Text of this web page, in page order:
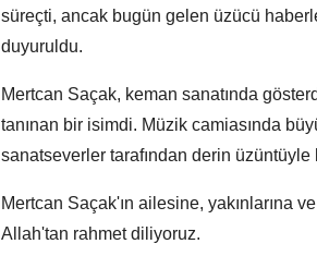
süreçti, ancak bugün gelen üzücü
duyuruldu.
Mertcan Saçak, keman sanatında
tanınan bir isimdi. Müzik camiasında
sanatseverler tarafından derin üzüntüyle
Mertcan Saçak'ın ailesine, yakınlarına
Allah'tan rahmet diliyoruz.